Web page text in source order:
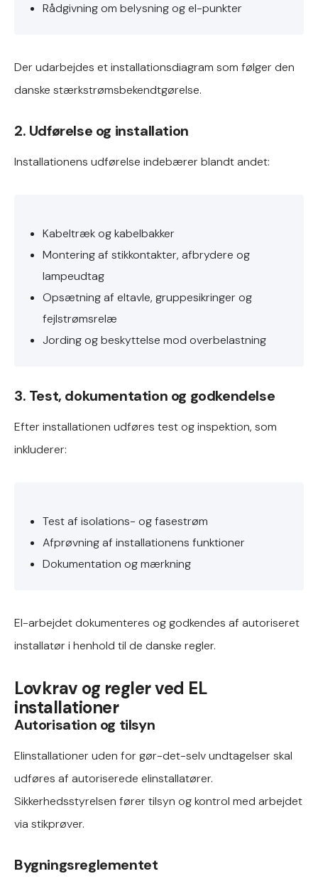
Rådgivning om belysning og el-punkter
Der udarbejdes et installationsdiagram som følger den
danske stærkstrømsbekendtgørelse.
2. Udførelse og installation
Installationens udførelse indebærer blandt andet:
Kabeltræk og kabelbakker
Montering af stikkontakter, afbrydere og
lampeudtag
Opsætning af eltavle, gruppesikringer og
fejlstrømsrelæ
Jording og beskyttelse mod overbelastning
3. Test, dokumentation og godkendelse
Efter installationen udføres test og inspektion, som
inkluderer:
Test af isolations- og fasestrøm
Afprøvning af installationens funktioner
Dokumentation og mærkning
El-arbejdet dokumenteres og godkendes af autoriseret
installatør i henhold til de danske regler.
Lovkrav og regler ved EL
installationer
Autorisation og tilsyn
Elinstallationer uden for gør-det-selv undtagelser skal
udføres af autoriserede elinstallatører.
Sikkerhedsstyrelsen fører tilsyn og kontrol med arbejdet
via stikprøver.
Bygningsreglementet